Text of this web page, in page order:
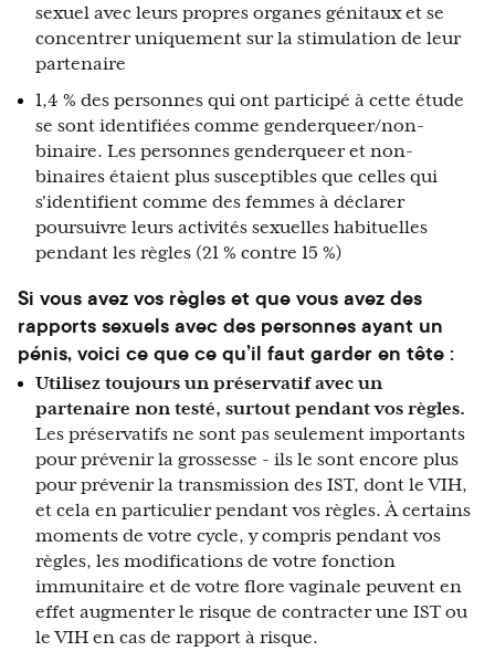
sexuel avec leurs propres organes génitaux et se
concentrer uniquement sur la stimulation de leur
partenaire
1,4 % des personnes qui ont participé à cette étude
se sont identifiées comme genderqueer/non-
binaire. Les personnes genderqueer et non-
binaires étaient plus susceptibles que celles qui
s'identifient comme des femmes à déclarer
poursuivre leurs activités sexuelles habituelles
pendant les règles (21 % contre 15 %)
Si vous avez vos règles et que vous avez des
rapports sexuels avec des personnes ayant un
pénis, voici ce que ce qu’il faut garder en tête :
Utilisez toujours un préservatif avec un
partenaire non testé, surtout pendant vos règles.
Les préservatifs ne sont pas seulement importants
pour prévenir la grossesse - ils le sont encore plus
pour prévenir la transmission des IST, dont le VIH,
et cela en particulier pendant vos règles. À certains
moments de votre cycle, y compris pendant vos
règles, les modifications de votre fonction
immunitaire et de votre flore vaginale peuvent en
effet augmenter le risque de contracter une IST ou
le VIH en cas de rapport à risque.